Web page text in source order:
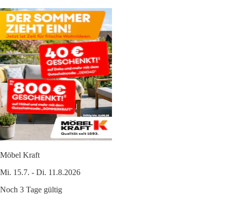
Möbel Kraft
Mi. 15.7. - Di. 11.8.2026
Noch 3 Tage gültig